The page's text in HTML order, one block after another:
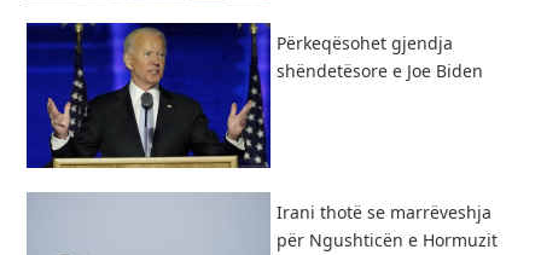
Përkeqësohet gjendja
shëndetësore e Joe Biden
Irani thotë se marrëveshja
për Ngushticën e Hormuzit